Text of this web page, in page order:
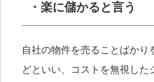
・楽に儲かると言う
自社の物件を売ることばか
どといい、コストを無視した